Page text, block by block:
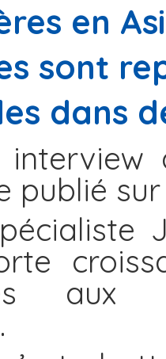
en
sont
dans
publié
aux